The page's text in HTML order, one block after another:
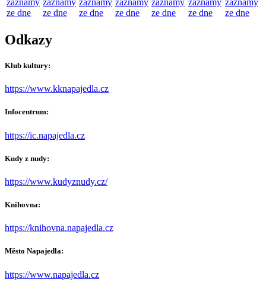
záznamy
ze dne
záznamy
ze dne
záznamy
ze dne
záznamy
ze dne
záznamy
ze dne
záznamy
ze dne
záznamy
ze dne
Odkazy
Klub kultury:
https://www.kknapajedla.cz
Infocentrum:
https://ic.napajedla.cz
Kudy z nudy:
https://www.kudyznudy.cz/
Knihovna:
https://knihovna.napajedla.cz
Město Napajedla:
https://www.napajedla.cz